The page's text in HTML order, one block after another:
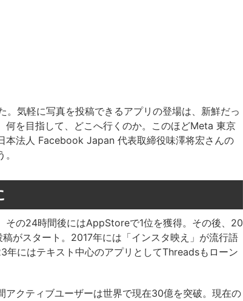
気軽に写真を投稿できるアプリの登場は、新鮮だっ
を目指して、どこへ行くのか。このほどMeta 東京
本法人 Facebook Japan 代表取締役味澤将宏さんの
の24時間後にはAppStoreで1位を獲得。その後、20
がスタート。2017年には「インスタ映え」が流行語
にはテキスト中心のアプリとしてThreadsもローン
クティブユーザーは世界で現在30億を突破。現在の